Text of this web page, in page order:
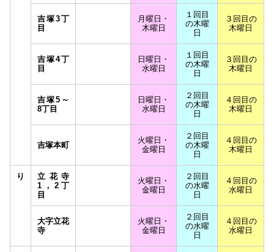
吉塚3丁
目
月曜日・
木曜日
１回目
の木曜
日
３回目の
木曜日
吉塚4丁
目
日曜日・
水曜日
１回目
の木曜
日
３回目の
木曜日
吉塚5～
8丁目
日曜日・
水曜日
２回目
の木曜
日
４回目の
木曜日
吉塚本町
火曜日・
金曜日
２回目
の木曜
日
４回目の
木曜日
り
立花寺
1，2丁
目
火曜日・
金曜日
２回目
の水曜
日
４回目の
水曜日
大字立花
寺
火曜日・
金曜日
２回目
の水曜
日
４回目の
水曜日